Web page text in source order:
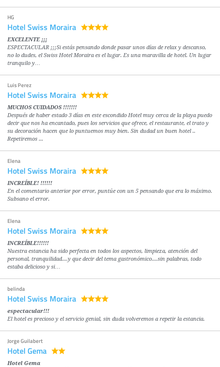
HG
Hotel Swiss Moraira
EXCELENTE ¡¡¡
ESPECTACULAR ¡¡¡Si estás pensando donde pasar unos días de relax y descanso,
no lo dudes, el Swiss Hotel Moraira es el lugar. Es una maravilla de hotel. Un lugar
tranquilo y…
Luis Perez
Hotel Swiss Moraira
MUCHOS CUIDADOS !!!!!!!
Después de haber estado 3 días en este escondido Hotel muy cerca de la playa puedo
decir que nos ha encantado, pues los servicios que ofrece, el restaurante, el trato y
su decoración hacen que lo puntuemos muy bien. Sin dudad un buen hotel ..
Repetiremos ...
Elena
Hotel Swiss Moraira
INCREÍBLE! !!!!!!
En el comentario anterior por error, puntúe con un 5 pensando que era lo máximo.
Subsano el error.
Elena
Hotel Swiss Moraira
INCREÍBLE!!!!!!
Nuestra estancia ha sido perfecta en todos los aspectos, limpieza, atención del
personal, tranquilidad....y que decir del tema gastronómico....sin palabras, todo
estaba delicioso y si…
belinda
Hotel Swiss Moraira
espectacular!!!
El hotel es precioso y el servicio genial, sin duda volveremos a repetir la estancia.
Jorge Guilabert
Hotel Gema
Hotel Gema